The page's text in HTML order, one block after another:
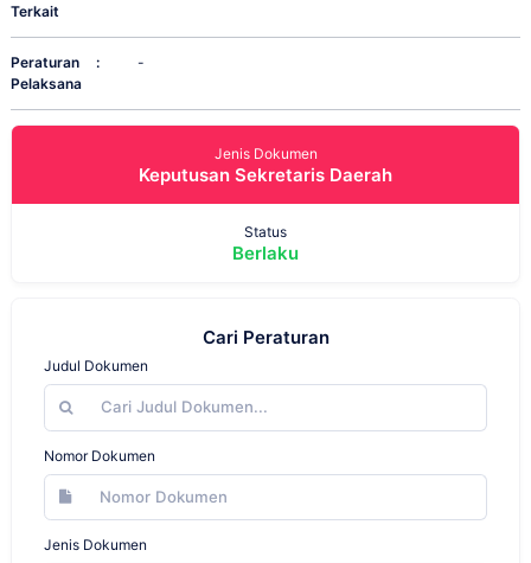
Terkait
Peraturan
Pelaksana
: -
Jenis Dokumen
Keputusan Sekretaris Daerah
Status
Berlaku
Cari Peraturan
Judul Dokumen
Nomor Dokumen
Jenis Dokumen